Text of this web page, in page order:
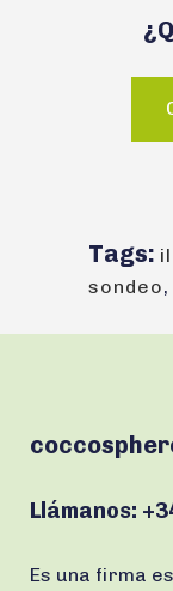
Tags:
sondeo,
Llámanos:
Es una firma